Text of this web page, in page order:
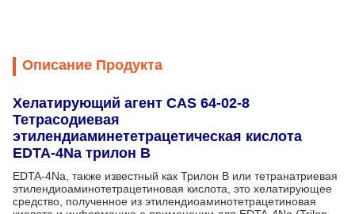
Описание Продукта
Хелатирующий агент CAS 64-02-8
Тетрасодиевая
этилендиаминететрацетическая кислота
EDTA-4Na трилон B
EDTA-4Na, также известный как Трилон B или тетранатриевая
этилендиоаминотетрацетиновая кислота, это хелатирующее
средство, полученное из этилендиоаминотетрацетиновая